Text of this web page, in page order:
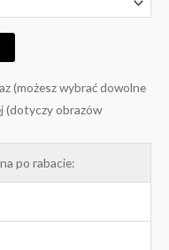
(możesz wybrać dowolne
(dotyczy obrazów
po rabacie: